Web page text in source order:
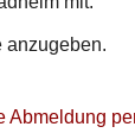
anzugeben.
Abmeldung